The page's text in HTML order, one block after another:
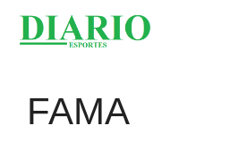
FAMA